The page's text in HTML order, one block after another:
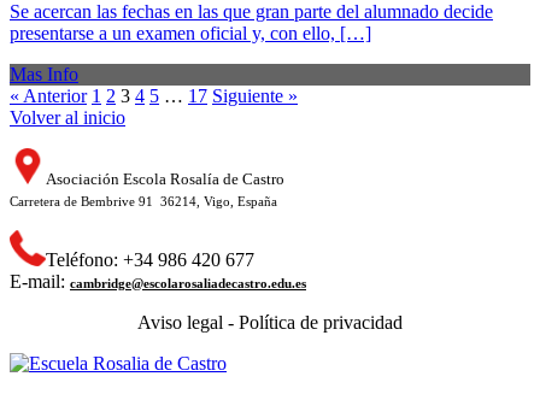
Se acercan las fechas en las que gran parte del alumnado decide
presentarse a un examen oficial y, con ello, […]
Mas Info
« Anterior 1 2 3 4 5 … 17 Siguiente »
Volver al inicio
Asociación Escola Rosalía de Castro
Carretera de Bembrive 91 36214, Vigo, España
Teléfono: +34 986 420 677
E-mail: cambridge@escolarosaliadecastro.edu.es
Aviso legal - Política de privacidad